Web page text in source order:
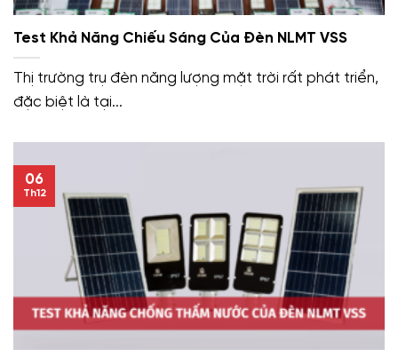
Test Khả Năng Chiếu Sáng Của Đèn NLMT VSS
Thị trường trụ đèn năng lượng mặt trời rất phát triển,
đặc biệt là tại...
06
Th12